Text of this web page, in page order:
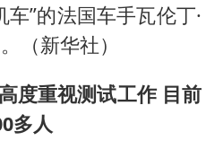
”的法国车手瓦伦丁·
（新华社）
度重视测试工作 目前
多人